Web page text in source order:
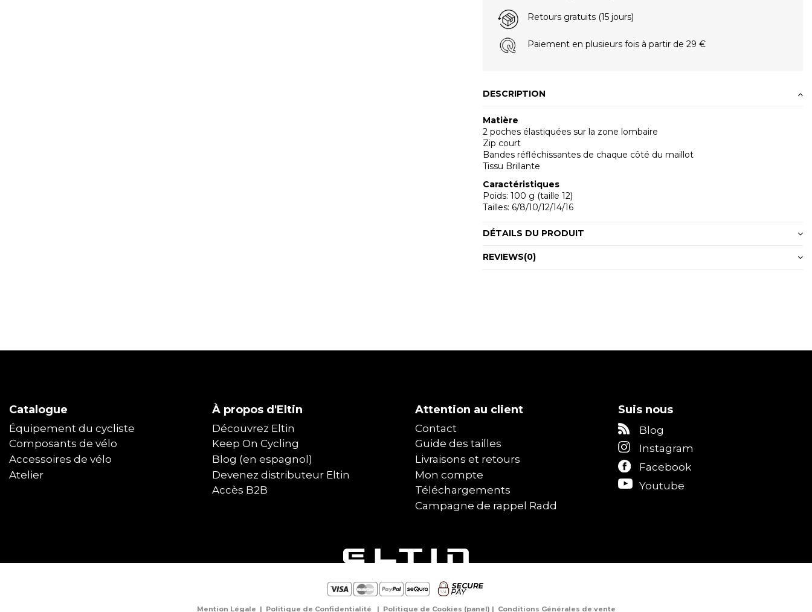
Retours gratuits (15 jours)
Paiement en plusieurs fois à partir de 29 €
DESCRIPTION
Matière
2 poches élastiquées sur la zone lombaire
Zip court
Bandes réfléchissantes de chaque côté du maillot
Tissu Brillante
Caractéristiques
Poids: 100 g (taille 12)
Tailles: 6/8/10/12/14/16
DÉTAILS DU PRODUIT
REVIEWS(0)
Catalogue
Équipement du cycliste
Composants de vélo
Accessoires de vélo
Atelier
À propos d'Eltin
Découvrez Eltin
Keep On Cycling
Blog (en espagnol)
Devenez distributeur Eltin
Accès B2B
Attention au client
Contact
Guide des tailles
Livraisons et retours
Mon compte
Téléchargements
Campagne de rappel Radd
Suis nous
Blog
Instagram
Facebook
Youtube
Mention Légale | Politique de Confidentialité | Politique de Cookies (panel) | Conditions Générales de vente